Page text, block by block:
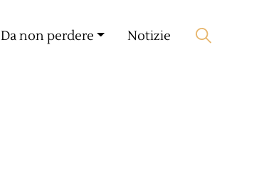
Da non perdere Notizie